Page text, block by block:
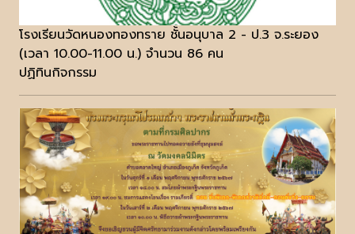
โรงเรียนวัดหนองทองทราย ชั้นอนุบาล 2 - ป.3 จ.ระยอง
(เวลา 10.00-11.00 น.) จำนวน 86 คน
ปฏิทินกิจกรรม